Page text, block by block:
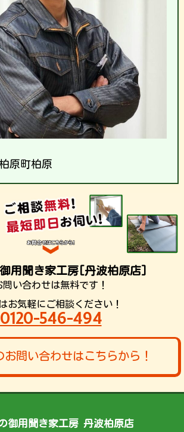
原町柏原
用聞き家工房[丹波柏原店]
問い合わせは無料です！
お気軽にご相談ください！
0120-546-494
お問い合わせはこちらから！
御用聞き家工房 丹波柏原店